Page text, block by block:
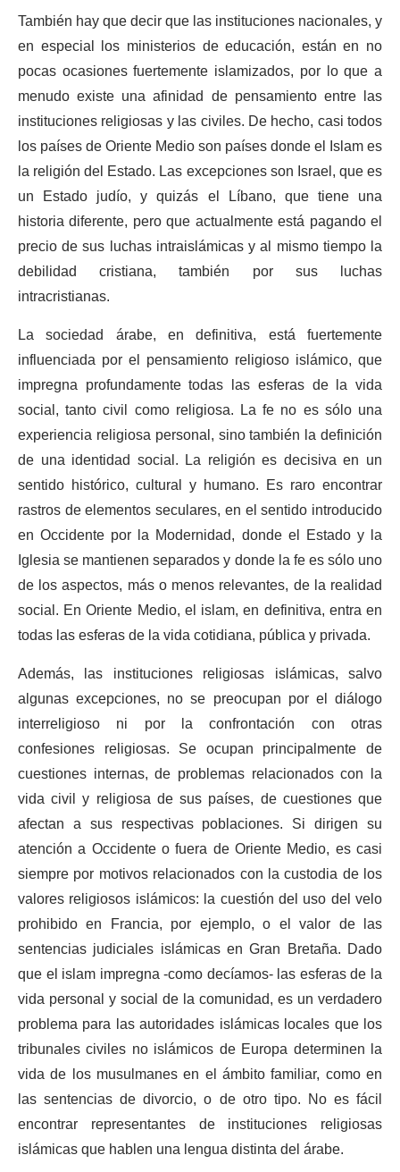
También hay que decir que las instituciones nacionales, y
en especial los ministerios de educación, están en no
pocas ocasiones fuertemente islamizados, por lo que a
menudo existe una afinidad de pensamiento entre las
instituciones religiosas y las civiles. De hecho, casi todos
los países de Oriente Medio son países donde el Islam es
la religión del Estado. Las excepciones son Israel, que es
un Estado judío, y quizás el Líbano, que tiene una
historia diferente, pero que actualmente está pagando el
precio de sus luchas intraislámicas y al mismo tiempo la
debilidad cristiana, también por sus luchas
intracristianas.
La sociedad árabe, en definitiva, está fuertemente
influenciada por el pensamiento religioso islámico, que
impregna profundamente todas las esferas de la vida
social, tanto civil como religiosa. La fe no es sólo una
experiencia religiosa personal, sino también la definición
de una identidad social. La religión es decisiva en un
sentido histórico, cultural y humano. Es raro encontrar
rastros de elementos seculares, en el sentido introducido
en Occidente por la Modernidad, donde el Estado y la
Iglesia se mantienen separados y donde la fe es sólo uno
de los aspectos, más o menos relevantes, de la realidad
social. En Oriente Medio, el islam, en definitiva, entra en
todas las esferas de la vida cotidiana, pública y privada.
Además, las instituciones religiosas islámicas, salvo
algunas excepciones, no se preocupan por el diálogo
interreligioso ni por la confrontación con otras
confesiones religiosas. Se ocupan principalmente de
cuestiones internas, de problemas relacionados con la
vida civil y religiosa de sus países, de cuestiones que
afectan a sus respectivas poblaciones. Si dirigen su
atención a Occidente o fuera de Oriente Medio, es casi
siempre por motivos relacionados con la custodia de los
valores religiosos islámicos: la cuestión del uso del velo
prohibido en Francia, por ejemplo, o el valor de las
sentencias judiciales islámicas en Gran Bretaña. Dado
que el islam impregna -como decíamos- las esferas de la
vida personal y social de la comunidad, es un verdadero
problema para las autoridades islámicas locales que los
tribunales civiles no islámicos de Europa determinen la
vida de los musulmanes en el ámbito familiar, como en
las sentencias de divorcio, o de otro tipo. No es fácil
encontrar representantes de instituciones religiosas
islámicas que hablen una lengua distinta del árabe.